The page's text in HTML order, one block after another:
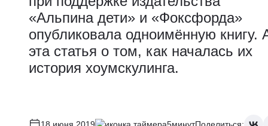
«Альпина дети» и «Фоксфорда»
опубликовала одноимённую книгу.
эта статья о том, как началась их
история хоумскулинга.